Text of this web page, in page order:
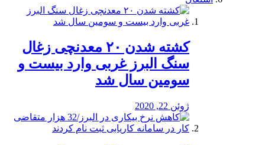
کشته شدن ۲۰ معدنچی زغال
سنگ البرز غربی وارد بیست و
سومین سال شد
ژوئن 22, 2020